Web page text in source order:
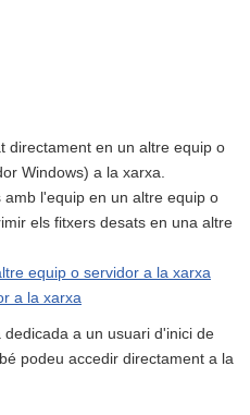
directament en un altre equip o
Windows) a la xarxa.
l'equip en un altre equip o
els fitxers desats en una altre
equip o servidor a la xarxa
a la xarxa
a un usuari d'inici de
podeu accedir directament a la